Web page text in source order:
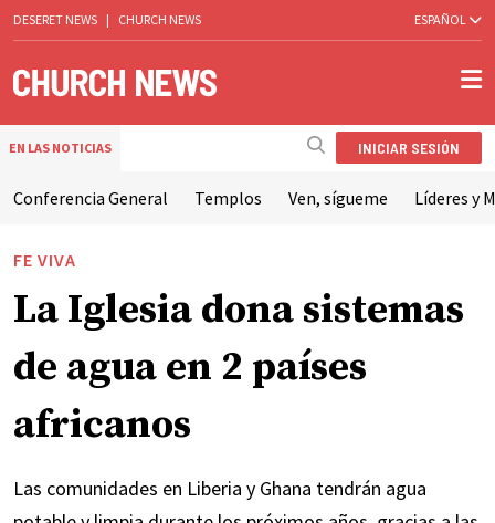
DESERET NEWS | CHURCH NEWS ESPAÑOL
EN LAS NOTICIAS INICIAR SESIÓN
Conferencia General Templos Ven, sígueme Líderes y
FE VIVA
La Iglesia dona sistemas
de agua en 2 países
africanos
Las comunidades en Liberia y Ghana tendrán agua